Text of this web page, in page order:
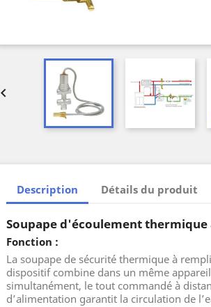

Description Détails du produit
Soupape d'écoulement
Fonction :
La soupape de sécurité thermique à
dispositif combine dans un même
simultanément, le tout commandé à
d’alimentation garantit la circulation de